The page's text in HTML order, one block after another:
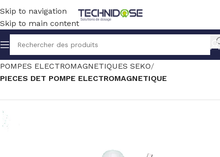
Skip to navigation
Skip to main content
Accueil TRAITEMENT EAU DOSAGE
POMPES ELECTROMAGNETIQUES SEKO
PIECES DET POMPE ELECTROMAGNETIQUE